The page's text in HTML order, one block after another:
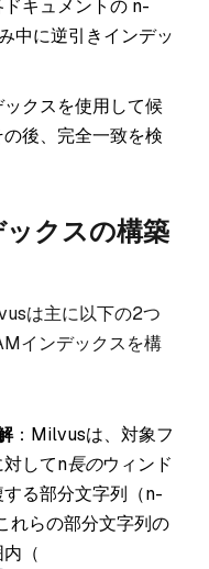
ドキュメントの n-
中に逆引きインデッ
クスを使用して候
後、完全一致を検
クスの構築
は主に以下の2つ
インデックスを構
：Milvusは、対象フ
してn長のウィンド
る部分文字列（n-
れらの部分文字列の
（